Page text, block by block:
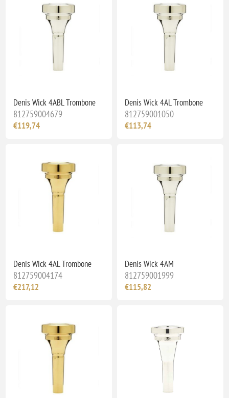
Denis Wick 4ABL Trombone
812759004679
€119,74
Denis Wick 4AL Trombone
812759001050
€113,74
Denis Wick 4AL Trombone
812759004174
€217,12
Denis Wick 4AM
812759001999
€115,82